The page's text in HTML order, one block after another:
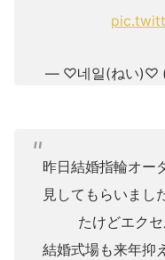
— ♡네일(ねい)♡
昨日結婚指輪オー
見してもらいまし
たけどエク
結婚式場も来年抑